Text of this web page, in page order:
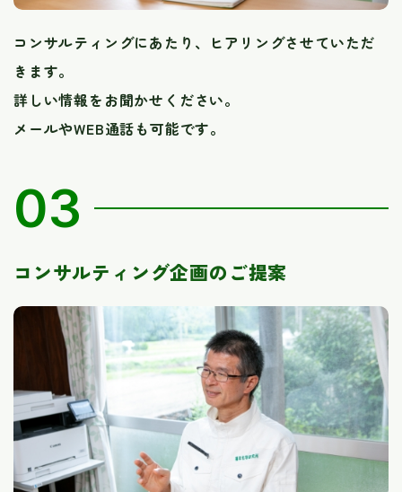
コンサルティングにあたり、ヒアリングさせていただ
きます。
​​​​​​​詳しい情報をお聞かせください。
メールやWEB通話も可能です。
03
コンサルティング企画のご提案